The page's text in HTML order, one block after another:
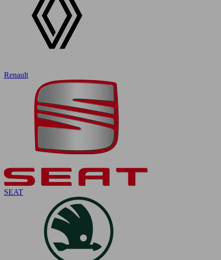
Renault
SEAT